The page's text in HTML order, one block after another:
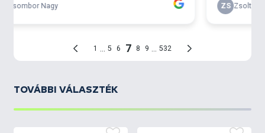
Érezni fogod, hogy mennyire selymes, mennyire jó az
oldódó és felhőző kaja, igazi
profi method mix
TOVÁBBI VÁLASZTÉK